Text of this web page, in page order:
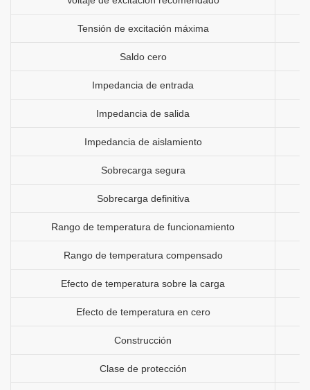
Tensión de excitación máxima
Saldo cero
Impedancia de entrada
Impedancia de salida
Impedancia de aislamiento
Sobrecarga segura
Sobrecarga definitiva
Rango de temperatura de funcionamiento
Rango de temperatura compensado
Efecto de temperatura sobre la carga
Efecto de temperatura en cero
Construcción
Clase de protección